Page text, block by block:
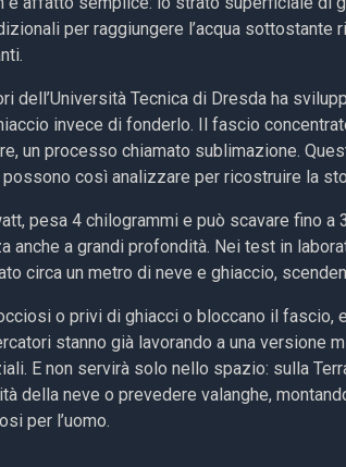
per raggiungere l’acqua sottostante
dell’Università Tecnica di Dresda ha
invece di fonderlo. Il fascio
un processo chiamato sublimazione.
così analizzare per ricostruire la
pesa 4 chilogrammi e può scavare fino a
anche a grandi profondità. Nei test in
circa un metro di neve e ghiaccio,
o privi di ghiacci o bloccano il fascio,
stanno già lavorando a una versione
E non servirà solo nello spazio: sulla
della neve o prevedere valanghe,
per l’uomo.